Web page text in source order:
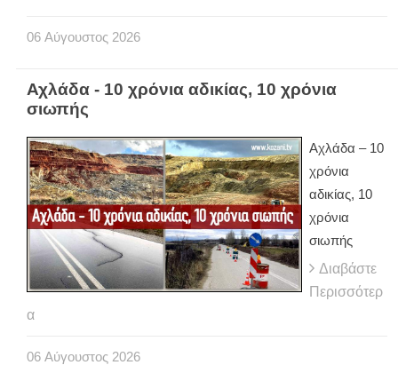
06 Αύγουστος 2026
Αχλάδα - 10 χρόνια αδικίας, 10 χρόνια
σιωπής
Αχλάδα – 10
χρόνια
αδικίας, 10
χρόνια
σιωπής
Διαβάστε
Περισσότερ
α
06 Αύγουστος 2026